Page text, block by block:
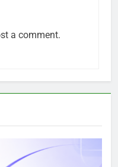
a comment.